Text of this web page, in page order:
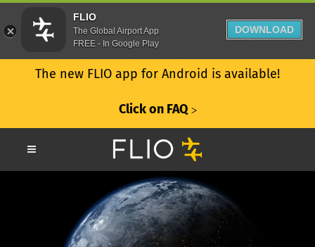
The new FLIO app for Android is available!
Click on FAQ ᐳ
FLIO
The Global Airport App
FREE - In Google Play
DOWNLOAD